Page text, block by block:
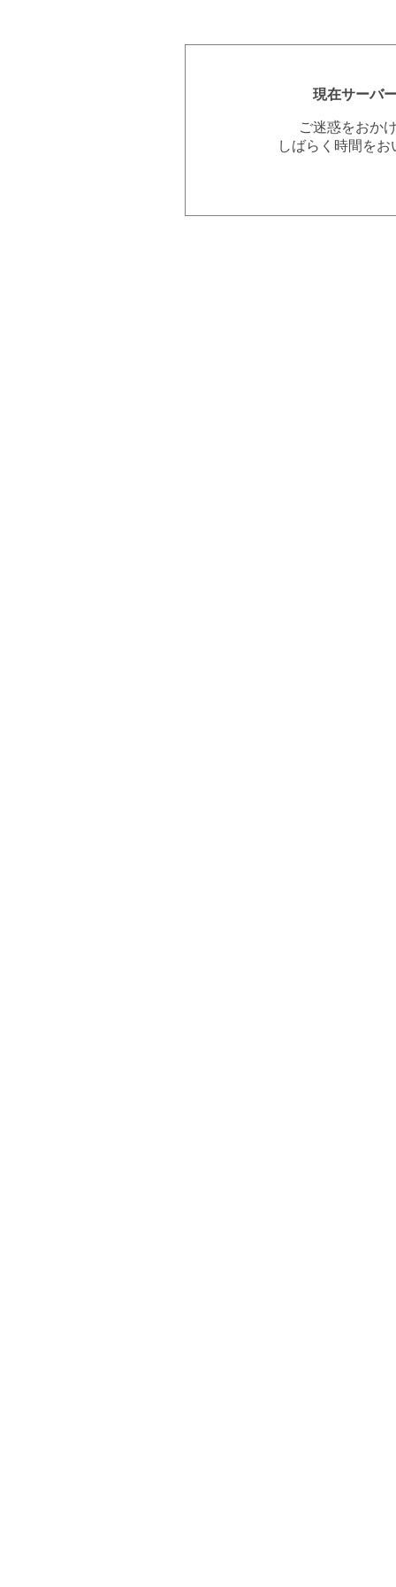
現在サーバ
ご迷惑をおか
しばらく時間を